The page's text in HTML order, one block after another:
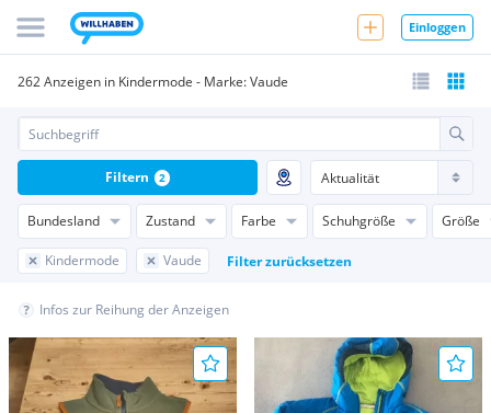
Einloggen
262 Anzeigen in Kindermode - Marke: Vaude
Bundesland Zustand Farbe Schuhgröße Größe
Kindermode Vaude Filter zurücksetzen
Filtern 2
Infos zur Reihung der Anzeigen